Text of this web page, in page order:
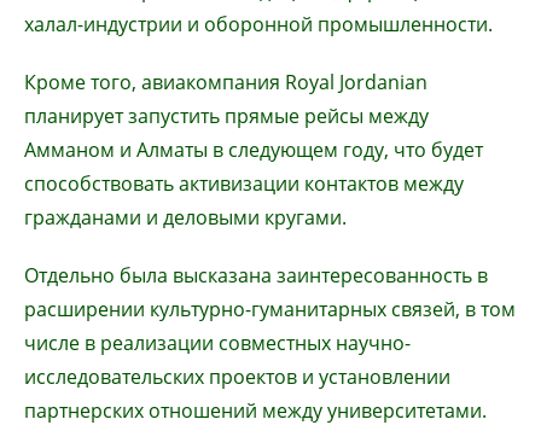
халал-индустрии и оборонной промышленности.
Кроме того, авиакомпания Royal Jordanian
планирует запустить прямые рейсы между
Амманом и Алматы в следующем году, что будет
способствовать активизации контактов между
гражданами и деловыми кругами.
Отдельно была высказана заинтересованность в
расширении культурно-гуманитарных связей, в том
числе в реализации совместных научно-
исследовательских проектов и установлении
партнерских отношений между университетами.